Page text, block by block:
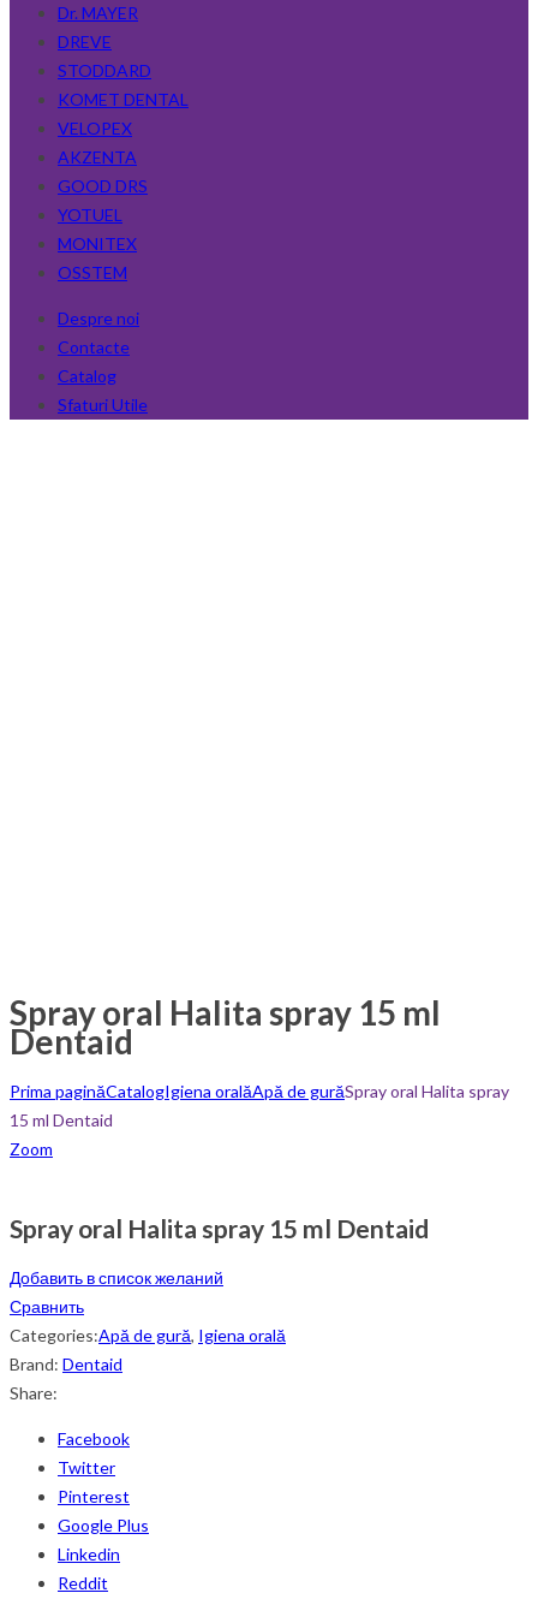
Dr. MAYER
DREVE
STODDARD
KOMET DENTAL
VELOPEX
AKZENTA
GOOD DRS
YOTUEL
MONITEX
OSSTEM
Despre noi
Contacte
Catalog
Sfaturi Utile
Spray oral Halita spray 15 ml
Dentaid
Prima paginăCatalogIgiena oralăApă de gurăSpray oral Halita spray
15 ml Dentaid
Zoom
Spray oral Halita spray 15 ml Dentaid
Добавить в список желаний
Сравнить
Categories:Apă de gură, Igiena orală
Brand: Dentaid
Share:
Facebook
Twitter
Pinterest
Google Plus
Linkedin
Reddit